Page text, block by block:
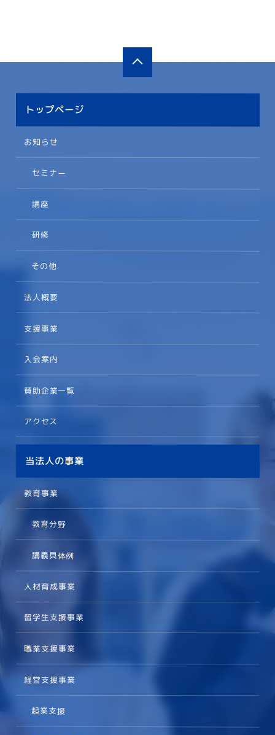
トップページ
お知らせ
セミナー
講座
研修
その他
法人概要
支援事業
入会案内
賛助企業一覧
アクセス
当法人の事業
教育事業
教育分野
講義具体例
人材育成事業
留学生支援事業
職業支援事業
経営支援事業
起業支援